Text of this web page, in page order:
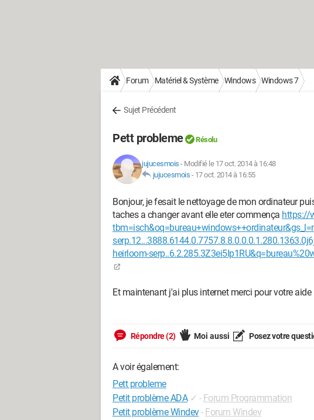
Forum Matériel & Système Windows Windows 7
Sujet Précédent
Pett probleme Résolu
jujucesmois - Modifié le 17 oct. 2014 à 16:48
jujucesmois - 17 oct. 2014 à 16:55
Bonjour, je fesait le nettoyage de mon ordinateur
taches a changer avant elle eter commença https://
heirloom-
Et maintenant j'ai plus internet merci pour votre aide
Répondre (2) Moi aussi Posez votre
A voir également:
Pett probleme
Petit problème ADA ✓ - Forum Programmation
Petit problème Windev- Forum Windev